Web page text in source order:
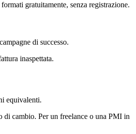
gratuitamente, senza registrazione.
di successo.
inaspettata.
equivalenti.
di cambio. Per un freelance o una PMI in